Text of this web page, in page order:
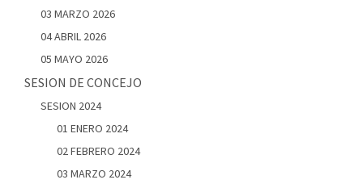
03 MARZO 2026
04 ABRIL 2026
05 MAYO 2026
SESION DE CONCEJO
SESION 2024
01 ENERO 2024
02 FEBRERO 2024
03 MARZO 2024